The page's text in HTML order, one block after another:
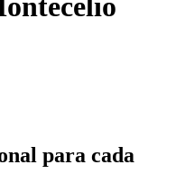
para cada